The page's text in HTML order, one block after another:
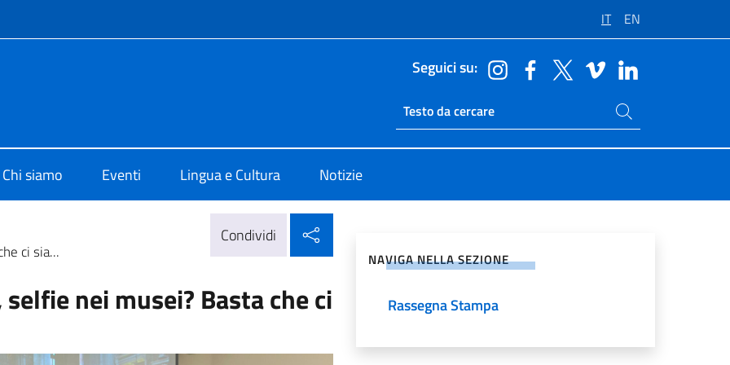
IT EN
Seguici su:
Ricerca sito live
Cerca nel sito
Chi siamo Eventi Lingua e Cultura Notizie
ci sia...
Condividi
nei musei? Basta che ci
NAVIGA NELLA SEZIONE
Rassegna Stampa